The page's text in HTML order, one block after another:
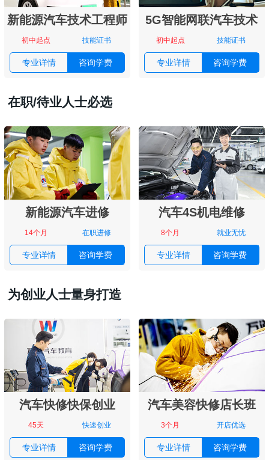
新能源汽车技术工程师
初中起点 技能证书
专业详情 咨询学费
5G智能网联汽车技术
初中起点 技能证书
专业详情 咨询学费
在职/待业人士必选
新能源汽车进修
14个月 在职进修
专业详情 咨询学费
汽车4S机电维修
8个月 就业无忧
专业详情 咨询学费
为创业人士量身打造
汽车快修快保创业
45天 快速创业
专业详情 咨询学费
汽车美容快修店长班
3个月 开店优选
专业详情 咨询学费